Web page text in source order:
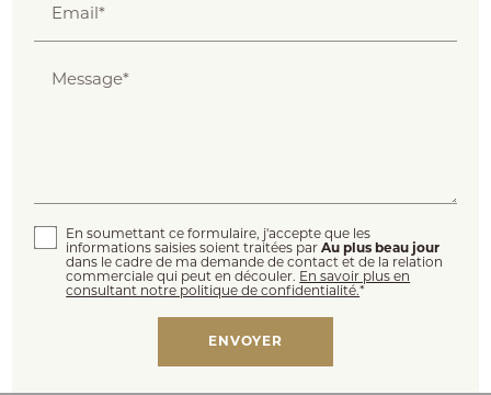
Email*
Message*
En soumettant ce formulaire, j'accepte que les
informations saisies soient traitées parAu plus beau jour
dans le cadre de ma demande de contact et de la relation
commerciale qui peut en découler. En savoir plus en
consultant notre politique de confidentialité.*